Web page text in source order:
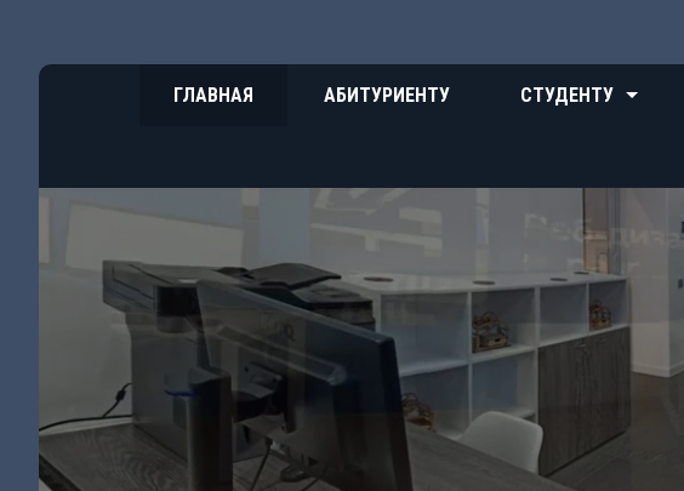
ГЛАВНАЯ АБИТУРИЕНТУ СТУДЕНТУ